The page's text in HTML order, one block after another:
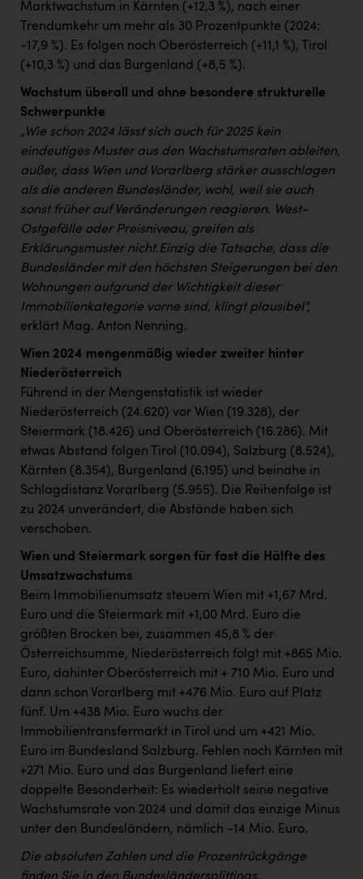
Marktwachstum in Kärnten (+12,3 %), nach einer
Trendumkehr um mehr als 30 Prozentpunkte (2024:
-17,9 %). Es folgen noch Oberösterreich (+11,1 %), Tirol
(+10,3 %) und das Burgenland (+8,5 %).
Wachstum überall und ohne besondere strukturelle
Schwerpunkte
„Wie schon 2024 lässt sich auch für 2025 kein
eindeutiges Muster aus den Wachstumsraten ableiten,
außer, dass Wien und Vorarlberg stärker ausschlagen
als die anderen Bundesländer, wohl, weil sie auch
sonst früher auf Veränderungen reagieren. West-
Ostgefälle oder Preisniveau, greifen als
Erklärungsmuster nicht.Einzig die Tatsache, dass die
Bundesländer mit den höchsten Steigerungen bei den
Wohnungen aufgrund der Wichtigkeit dieser
Immobilienkategorie vorne sind, klingt plausibel“,
erklärt Mag. Anton Nenning.
Wien 2024 mengenmäßig wieder zweiter hinter
Niederösterreich
Führend in der Mengenstatistik ist wieder
Niederösterreich (24.620) vor Wien (19.328), der
Steiermark (18.426) und Oberösterreich (16.286). Mit
etwas Abstand folgen Tirol (10.094), Salzburg (8.524),
Kärnten (8.354), Burgenland (6.195) und beinahe in
Schlagdistanz Vorarlberg (5.955). Die Reihenfolge ist
zu 2024 unverändert, die Abstände haben sich
verschoben.
Wien und Steiermark sorgen für fast die Hälfte des
Umsatzwachstums
Beim Immobilienumsatz steuern Wien mit +1,67 Mrd.
Euro und die Steiermark mit +1,00 Mrd. Euro die
größten Brocken bei, zusammen 45,8 % der
Österreichsumme, Niederösterreich folgt mit +865 Mio.
Euro, dahinter Oberösterreich mit + 710 Mio. Euro und
dann schon Vorarlberg mit +476 Mio. Euro auf Platz
fünf. Um +438 Mio. Euro wuchs der
Immobilientransfermarkt in Tirol und um +421 Mio.
Euro im Bundesland Salzburg. Fehlen noch Kärnten mit
+271 Mio. Euro und das Burgenland liefert eine
doppelte Besonderheit: Es wiederholt seine negative
Wachstumsrate von 2024 und damit das einzige Minus
unter den Bundesländern, nämlich -14 Mio. Euro.
Die absoluten Zahlen und die Prozentrückgänge